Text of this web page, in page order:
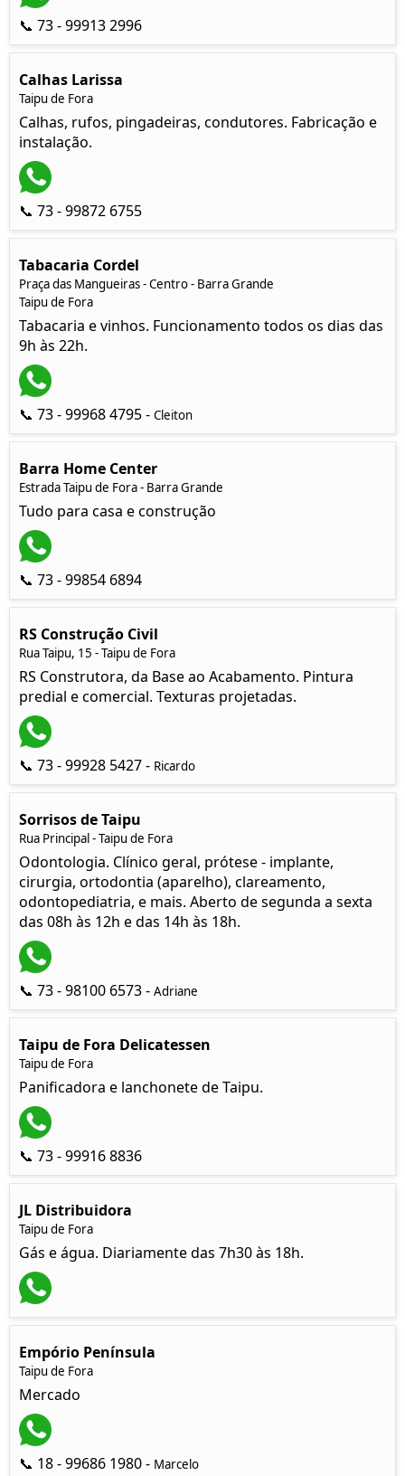
📞 73 - 99913 2996
Calhas Larissa
Taipu de Fora
Calhas, rufos, pingadeiras, condutores. Fabricação e
instalação.
📞 73 - 99872 6755
Tabacaria Cordel
Praça das Mangueiras - Centro - Barra Grande
Taipu de Fora
Tabacaria e vinhos. Funcionamento todos os dias das
9h às 22h.
📞 73 - 99968 4795 - Cleiton
Barra Home Center
Estrada Taipu de Fora - Barra Grande
Tudo para casa e construção
📞 73 - 99854 6894
RS Construção Civil
Rua Taipu, 15 - Taipu de Fora
RS Construtora, da Base ao Acabamento. Pintura
predial e comercial. Texturas projetadas.
📞 73 - 99928 5427 - Ricardo
Sorrisos de Taipu
Rua Principal - Taipu de Fora
Odontologia. Clínico geral, prótese - implante,
cirurgia, ortodontia (aparelho), clareamento,
odontopediatria, e mais. Aberto de segunda a sexta
das 08h às 12h e das 14h às 18h.
📞 73 - 98100 6573 - Adriane
Taipu de Fora Delicatessen
Taipu de Fora
Panificadora e lanchonete de Taipu.
📞 73 - 99916 8836
JL Distribuidora
Taipu de Fora
Gás e água. Diariamente das 7h30 às 18h.
Empório Península
Taipu de Fora
Mercado
📞 18 - 99686 1980 - Marcelo